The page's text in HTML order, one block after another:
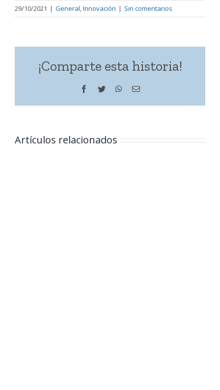
29/10/2021 | General Innovación | Sin comentarios
¡Comparte esta historia!
Facebook
Twitter WhatsApp
Correo
Artículos relacionados